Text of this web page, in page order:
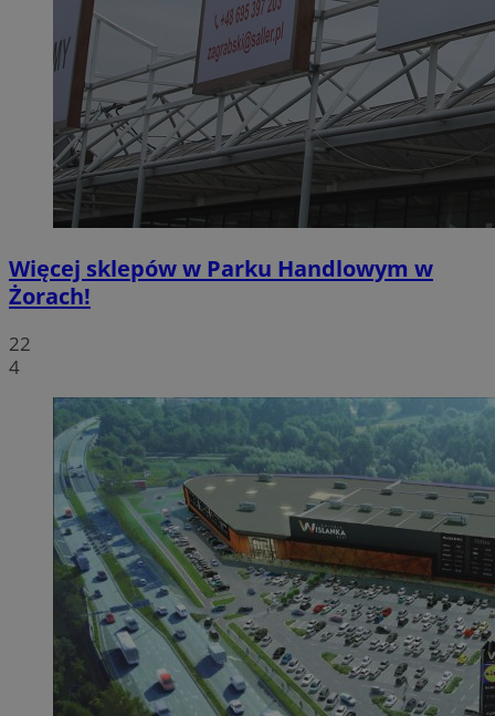
Więcej sklepów w Parku Handlowym w
Żorach!
22
4